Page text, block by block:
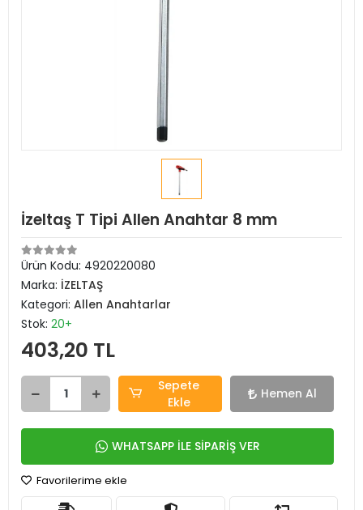
İzeltaş T Tipi Allen Anahtar 8 mm
Ürün Kodu: 4920220080
Marka: İZELTAŞ
Kategori: Allen Anahtarlar
Stok: 20+
403,20 TL
Sepete
Ekle
Hemen Al
WHATSAPP İLE SİPARİŞ VER
Favorilerime ekle